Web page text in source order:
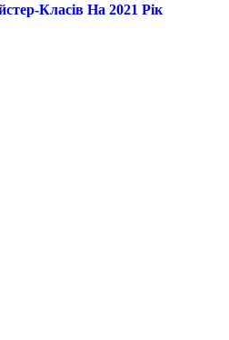
Класів На 2021 Рік